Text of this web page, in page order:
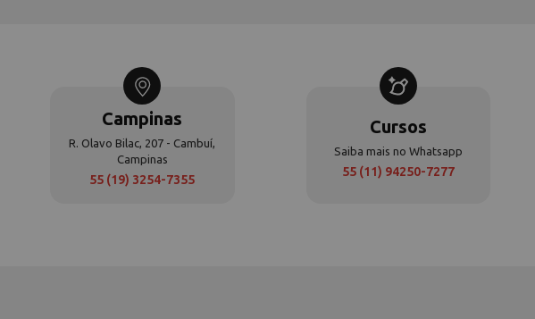
Campinas
R. Olavo Bilac, 207 - Cambuí,
Campinas
55 (19) 3254-7355
Cursos
Saiba mais no Whatsapp
55 (11) 94250-7277